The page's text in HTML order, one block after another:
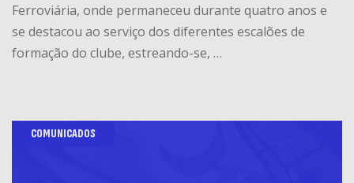
Ferroviária, onde permaneceu durante quatro anos e
se destacou ao serviço dos diferentes escalões de
formação do clube, estreando-se, …
COMUNICADOS